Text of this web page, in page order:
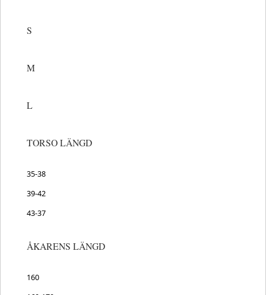
S
M
L
TORSO LÄNGD
35-38
39-42
43-37
ÅKARENS LÄNGD
160